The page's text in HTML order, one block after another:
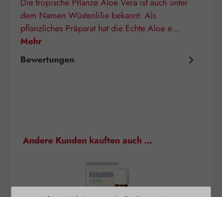
dem Namen Wüstenlilie bekannt. Als
pflanzliches Präparat hat die Echte Aloe e…
Mehr
Bewertungen
Produktgalerie überspringen
Andere Kunden kauften auch …